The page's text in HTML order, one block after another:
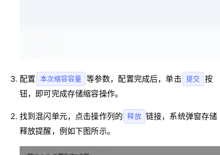
配置 本次缩容容量 等参数，配置完成后，单击 提交
按
钮，即可完成存储缩容操作。
找到混闪单元，点击操作列的 释放 链接，系统弹窗存储
释放提醒，例如下图所示。